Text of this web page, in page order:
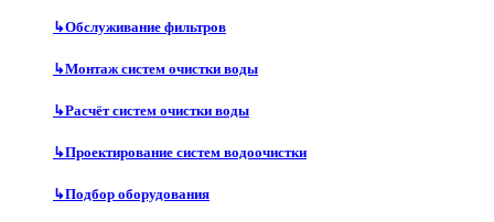
↳Обслуживание фильтров
↳Монтаж систем очистки воды
↳Расчёт систем очистки воды
↳Проектирование систем водоочистки
↳Подбор оборудования